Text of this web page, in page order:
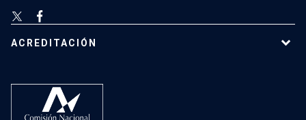
ACREDITACIÓN